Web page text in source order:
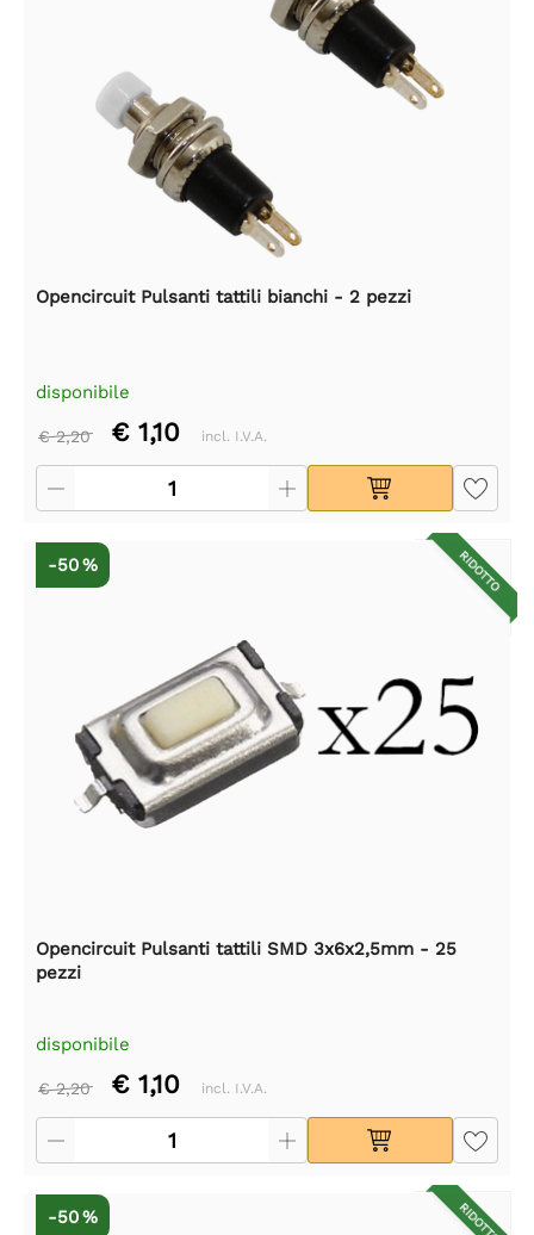
Opencircuit Pulsanti tattili bianchi - 2 pezzi
disponibile
€ 2,20 € 1,10 incl. I.V.A.
RIDOTTO
-50 %
Opencircuit Pulsanti tattili SMD 3x6x2,5mm - 25
pezzi
disponibile
€ 2,20 € 1,10 incl. I.V.A.
RIDOTTO
-50 %